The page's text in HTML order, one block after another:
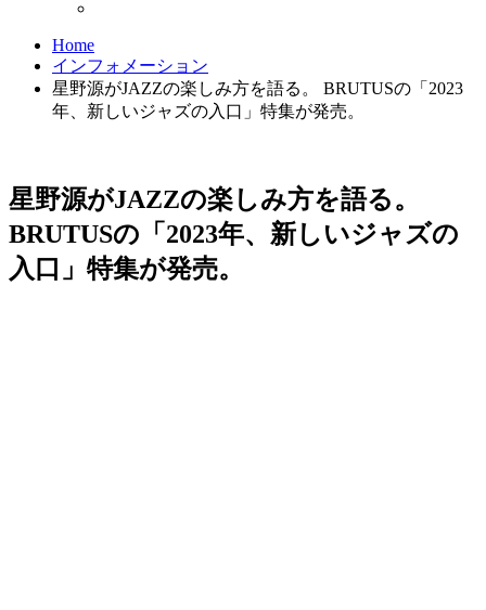
Home
インフォメーション
星野源がJAZZの楽しみ方を語る。 BRUTUSの「2023
年、新しいジャズの入口」特集が発売。
星野源がJAZZの楽しみ方を語る。
BRUTUSの「2023年、新しいジャズの
入口」特集が発売。